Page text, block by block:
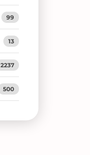
99
13
2237
500